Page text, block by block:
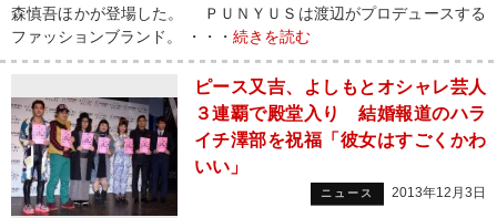
森慎吾ほかが登場した。 ＰＵＮＹＵＳは渡辺がプロデュースする
ファッションブランド。 ・・・ 続きを読む
ピース又吉、よしもとオシャレ芸人
３連覇で殿堂入り 結婚報道のハラ
イチ澤部を祝福「彼女はすごくかわ
いい」
ニュース 2013年12月3日